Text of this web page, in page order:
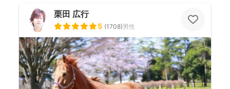
栗田 広行
5 (1708)男性